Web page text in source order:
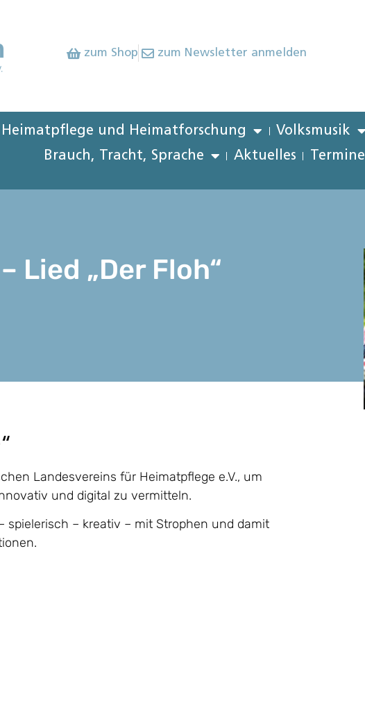
zum Shop zum Newsletter anmelden
Heimatpflege und Heimatforschung Volksmusik
Brauch, Tracht, Sprache
Aktuelles Termine
„Der Floh“
Landesvereins für Heimatpflege e.V., um
und digital zu vermitteln.
spielerisch – kreativ – mit Strophen und damit